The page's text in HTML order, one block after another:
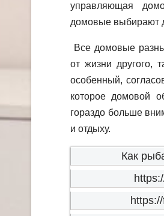
управляющая
домовые выбирают
Все домовые
от жизни другого,
особенный,
которое домовой
гораздо больше
и отдыху.
Как